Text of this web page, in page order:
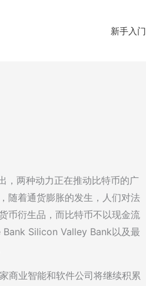
新手入门
两种动力正在推动比特币的广
随着通货膨胀的发生，人们对法
币衍生品，而比特币不以现金流
Silicon Valley Bank以及最
商业智能和软件公司将继续积累